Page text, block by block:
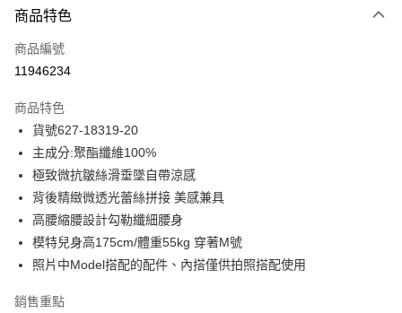
信用卡一次付款
信用卡分期付款
合作金庫商業銀行
華南商業銀行
上海商業儲蓄銀行
國泰世華商業銀行
臺灣中小企業銀行
台中商業銀行
匯豐（台灣）商業銀行
聯邦商業銀行
元大商業銀行
永豐商業銀行
玉山商業銀行
星展（台灣）商業銀行
台灣樂天信用卡公司
超商取貨付款
LINE Pay
Apple Pay
街口支付
商品特色
商品編號
11946234
商品特色
貨號627-18319-20
主成分:聚酯纖維100%
極致微抗皺絲滑垂墜自帶涼感
背後精緻微透光蕾絲拼接 美感兼具
高腰縮腰設計勾勒纖細腰身
模特兒身高175cm/體重55kg 穿著M號
照片中Model搭配的配件、內搭僅供拍照搭配使用
銷售重點